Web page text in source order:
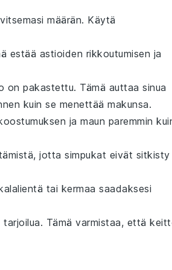
määrän. Käytä
estää astioiden rikkoutumisen ja
pakastettu. Tämä auttaa sinua
kuin se menettää makunsa.
ja maun paremmin
jotta simpukat eivät sitkisty
tai kermaa saadaksesi
tarjoilua. Tämä varmistaa, että